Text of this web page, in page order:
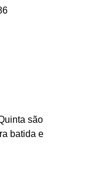
são
batida e